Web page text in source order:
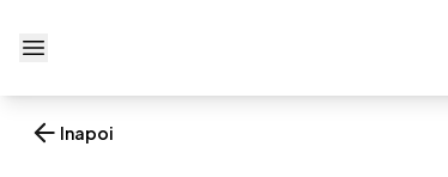
Deschide meniu
Inapoi